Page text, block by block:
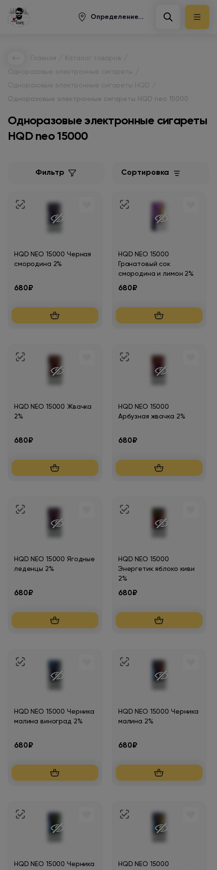
Определение...
Главная Каталог товаров
Одноразовые электронные сигареты
Одноразовые электронные сигареты HQD
Одноразовые электронные сигареты HQD neo 15000
Одноразовые электронные сигареты
HQD neo 15000
Фильтр Сортировка
HQD NEO 15000 Черная
смородина 2%
680₽
HQD NEO 15000
Гранатовый сок
смородина и лимон 2%
680₽
HQD NEO 15000 Жвачка
2%
680₽
HQD NEO 15000
Арбузная жвачка 2%
680₽
HQD NEO 15000 Ягодные
леденцы 2%
680₽
HQD NEO 15000
Энергетик яблоко киви
2%
680₽
HQD NEO 15000 Черника
малина виноград 2%
680₽
HQD NEO 15000 Черника
малина 2%
680₽
HQD NEO 15000 Черника
HQD NEO 15000